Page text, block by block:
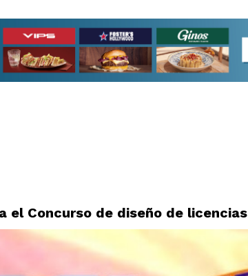
el Concurso de diseño de licencias